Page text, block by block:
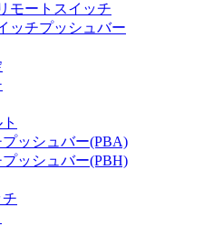
モートスイッチ
ッチプッシュバー
ッシュバー(PBA)
ッシュバー(PBH)